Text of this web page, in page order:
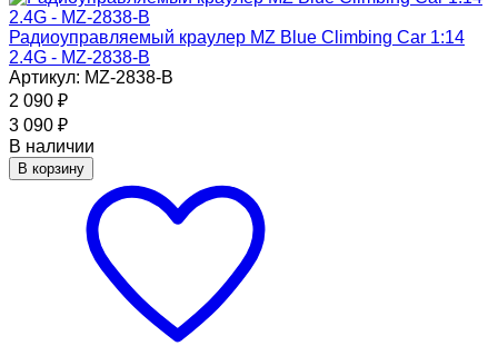
Радиоуправляемый краулер MZ Blue Climbing Car 1:14
2.4G - MZ-2838-B
Артикул: MZ-2838-B
2 090 ₽
3 090 ₽
В наличии
В корзину